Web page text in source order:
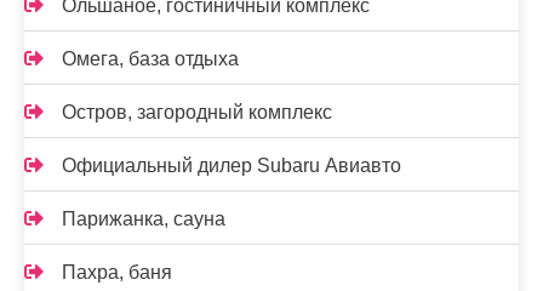
Ольшаное, гостиничный комплекс
Омега, база отдыха
Остров, загородный комплекс
Официальный дилер Subaru Авиавто
Парижанка, сауна
Пахра, баня